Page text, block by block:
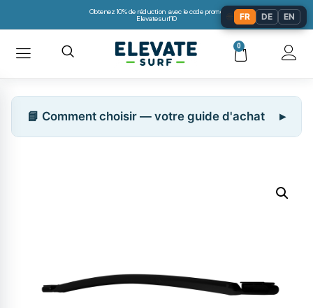
Obtenez 10% de réduction avec le code promo:
Elevatesurf10
0
📘 Comment choisir — votre guide d'achat
FR DE EN